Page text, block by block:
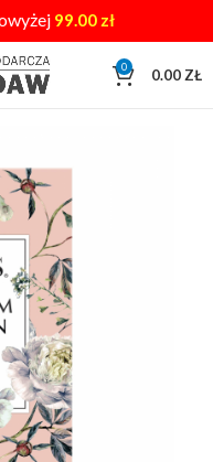
99.00 zł
0 0.00 ZŁ